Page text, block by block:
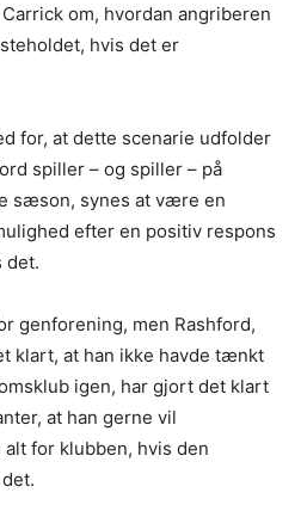
om, hvordan angriberen
hvis det er
for, at dette scenarie udfolder
spiller – og spiller – på
sæson, synes at være en
efter en positiv respons
det.
genforening, men Rashford,
klart, at han ikke havde tænkt
igen, har gjort det klart
at han gerne vil
for klubben, hvis den